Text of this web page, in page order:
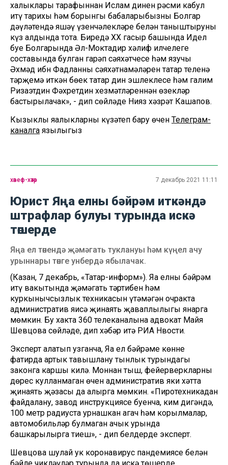
халыклары тарафыннан Ислам динен рәсми кабул
итү тарихы һәм борынгы бабаларыбызның Болгар
дәүләтендә яшәү үзенчәлекләре белән таныштыруны
күз алдында тота. Биредә XX гасыр башында Идел
буе Болгарында Әл-Моктадир хәлиф илчелеге
составында булган гарәп сәяхәтчесе һәм язучы
Әхмәд ибн Фадланның сәяхәтнамәләрен татар теленә
тәрҗемә иткән бөек татар дин эшлеклесе һәм галим
Ризаэтдин Фәхретдин хезмәтләреннән өзекләр
бастырылачак», - дип сөйләде Нияз хәзрәт Кашапов.
Кызыклы яңалыкларны күзәтеп бару өчен Телеграм-
каналга язылыгыз
хәвеф-хәтәр 7 декабрь 2021 11:11
Юрист Яңа елны бәйрәм иткәндә
штрафлар булуы турында искә
төшерде
Яңа ел төнендә җәмәгать туклануы һәм күңел ачу
урыннары төнге унбердә ябылачак.
(Казан, 7 декабрь, «Татар-информ»). Яңа елны бәйрәм
итү вакытында җәмәгать тәртибен һәм
куркынычсызлык техникасын үтәмәгән очракта
административ яисә җинаять җаваплылыгы янарга
мөмкин. Бу хакта 360 телеканалына адвокат Майя
Шевцова сөйләде, дип хәбәр итә РИА Нвости.
Эксперт аңлатып узганча, Яңа ел бәйрәме көнне
фатирда артык тавышлану тынлык турындагы
законга каршы килә. Моннан тыш, фейерверкларны
дөрес кулланмаган өчен административ яки хәтта
җинаять җәзасы да алырга мөмкин. «Пиротехникадан
файдалану, завод инструкциясе буенча, ким дигәндә,
100 метр радиуста урнашкан агач һәм корылмалар,
автомобильләр булмаган ачык урында
башкарылырга тиеш», - дип белдерде эксперт.
Шевцова шулай ук коронавирус пандемиясе белән